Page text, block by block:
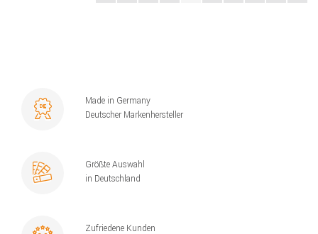
Made in Germany
Deutscher Markenhersteller
Größte Auswahl
in Deutschland
Zufriedene Kunden